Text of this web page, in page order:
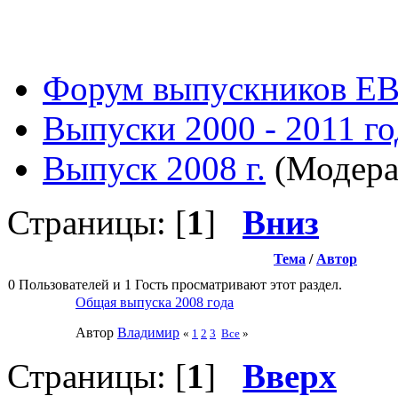
Форум выпускников
Выпуски 2000 - 2011
Выпуск 2008 г.
Страницы: [1] Вниз
Тема / Автор
0 Пользователей и 1 Гость просматривают этот раздел.
Общая выпуска 2008 года
Автор Влaдимир « 1 2 3 Все »
Страницы: [1] Вверх